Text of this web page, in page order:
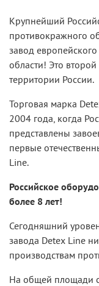
Крупнейший
противокражного
завод
области! Это
территории России.
Торговая марка
2004 года, когда
представлены
первые
Line.
Российское
более 8 лет!
Сегодняшний
завода Detex Line
производствам
На общей площади